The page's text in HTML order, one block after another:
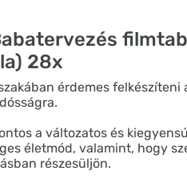
28x
érdemes felkészíteni
a változatos és
életmód, valamint, hogy
részesüljön.